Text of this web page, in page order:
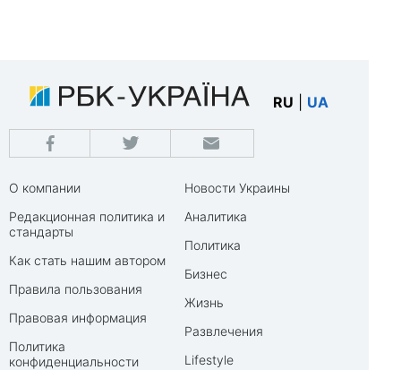
RU UA
О компании
Редакционная политика и
стандарты
Как стать нашим автором
Правила пользования
Правовая информация
Политика
конфиденциальности
Новости Украины
Аналитика
Политика
Бизнес
Жизнь
Развлечения
Lifestyle